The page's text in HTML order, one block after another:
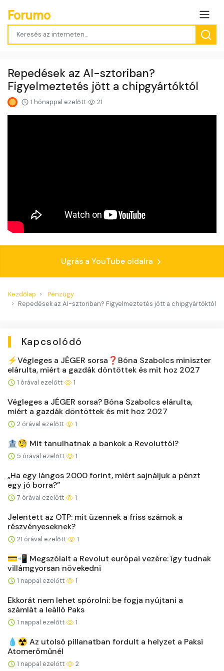
Forumo
Repedések az AI-sztoriban?
Figyelmeztetés jött a chipgyártóktól
1 hónappal ezelőtt 21
Ugrás a YouTube oldalra
Kezdőlap
Pénzügy
Repedések az AI-sztoriban? Figyelmeztetés jött a chipgyártóktól
Kapcsolódó
⚡️Végleges a JÉGER sorsa❓Bóna Szabolcs miniszter
elárulta, miért a gazdák döntöttek és mit hoz 2027
1 órával ezelőtt 1
Végleges a JÉGER sorsa? Bóna Szabolcs elárulta,
miért a gazdák döntöttek és mit hoz 2027
2 órával ezelőtt 1
🏦🧐 Mit tanulhatnak a bankok a Revoluttól?
5 órával ezelőtt 1
„Ha egy lángos 2000 forint, miért sajnáljuk a pénzt
egy jó borra?”
7 órával ezelőtt 1
Jelentett az OTP: mit üzennek a friss számok a
részvényeseknek?
21 órával ezelőtt 1
💳📲 Megszólalt a Revolut európai vezére: így tudnak
villámgyorsan növekedni
1 nappal ezelőtt 1
Ekkorát nem lehet spórolni: be fogja nyújtani a
számlát a leálló Paks
1 nappal ezelőtt 1
💧☢️ Az utolsó pillanatban fordult a helyzet a Paksi
Atomerőműnél
1 nappal ezelőtt 2